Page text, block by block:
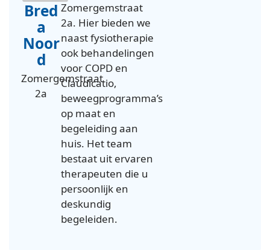
Bred
a
Noor
d
Zomergemstraat
2a
Zomergemstraat
2a. Hier bieden we
naast fysiotherapie
ook behandelingen
voor COPD en
Claudicatio,
beweegprogramma’s
op maat en
begeleiding aan
huis. Het team
bestaat uit ervaren
therapeuten die u
persoonlijk en
deskundig
begeleiden.